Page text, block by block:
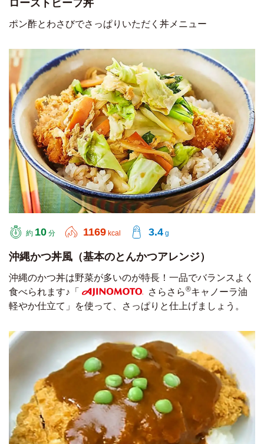
ローストビーフ丼
ポン酢とわさびでさっぱりいただく丼メニュー
約 10 分 1169 kcal 3.4 g
沖縄かつ丼風（基本のとんかつアレンジ）
沖縄のかつ丼は野菜が多いのが特長！一品でバランスよく
食べられます♪「
AJINOMOTO
さらさら®キャノーラ油
軽やか仕立て」を使って、さっぱりと仕上げましょう。